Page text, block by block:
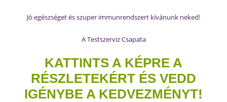
Jó egészséget és szuper immunrendszert kívánunk neked!
A Testszerviz Csapata
KATTINTS A KÉPRE A
RÉSZLETEKÉRT ÉS VEDD
IGÉNYBE A KEDVEZMÉNYT!